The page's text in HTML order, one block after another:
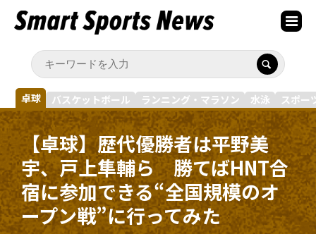
卓球 バスケットボール ランニング・マラソン 水泳 スポー
【卓球】歴代優勝者は平野美
宇、戸上隼輔ら 勝てばHNT合
宿に参加できる“全国規模のオ
ープン戦”に行ってみた